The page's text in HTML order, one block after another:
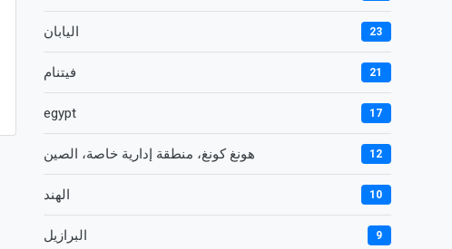
اليابان 23
فيتنام 21
egypt 17
هونغ كونغ، منطقة إدارية خاصة، الصين 12
الهند 10
البرازيل 9